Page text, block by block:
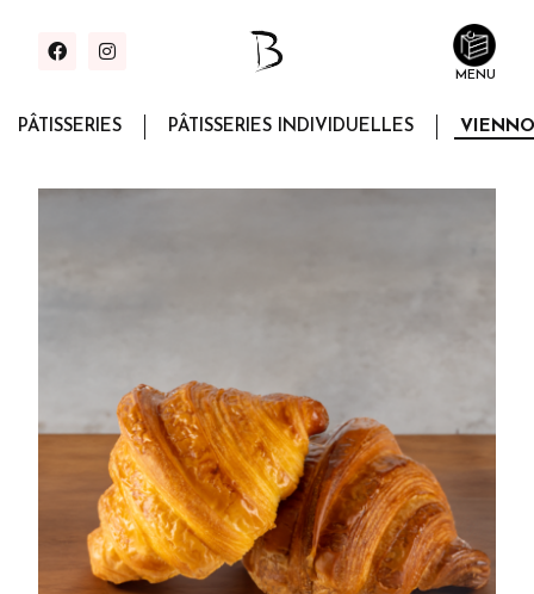
MENU
PÂTISSERIES PÂTISSERIES INDIVIDUELLES